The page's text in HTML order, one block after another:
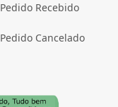
Pedido Recebido
Pedido Cancelado